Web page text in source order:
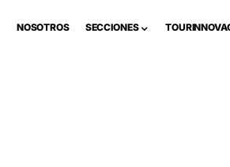
NOSOTROS SECCIONES